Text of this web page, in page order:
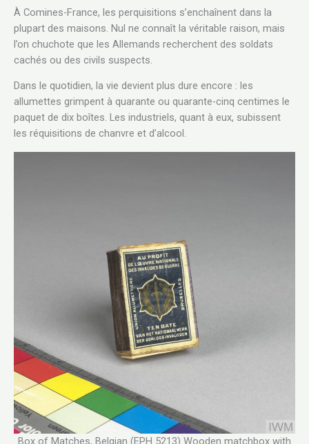
À Comines-France, les perquisitions s’enchaînent dans la
plupart des maisons. Nul ne connaît la véritable raison, mais
l’on chuchote que les Allemands recherchent des soldats
cachés ou des civils suspects.
Dans le quotidien, la vie devient plus dure encore : les
allumettes grimpent à quarante ou quarante-cinq centimes le
paquet de dix boîtes. Les industriels, quant à eux, subissent
les réquisitions de chanvre et d’alcool.
Box of Matches, Belgian (EPH 5213) Wooden matchbox with